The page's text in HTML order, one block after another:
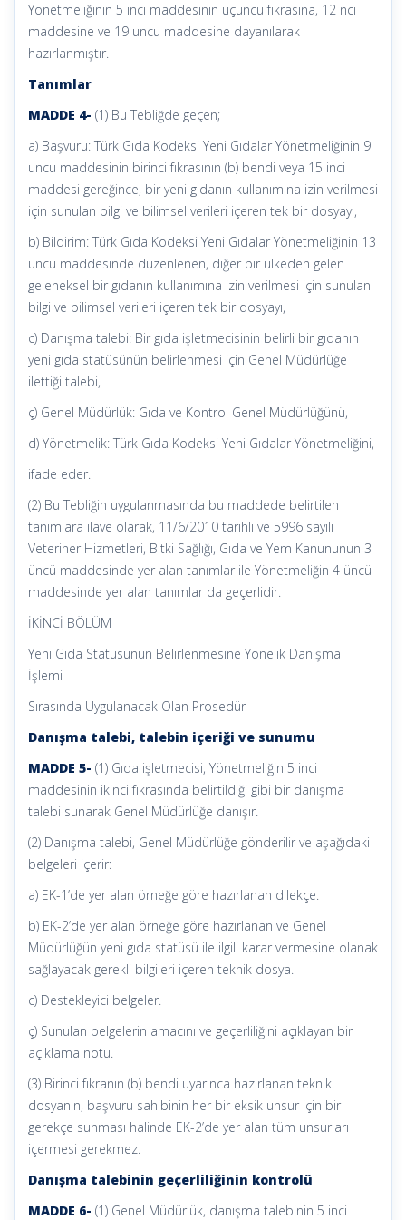
Yönetmeliğinin 5 inci maddesinin üçüncü fıkrasına, 12 nci
maddesine ve 19 uncu maddesine dayanılarak
hazırlanmıştır.
Tanımlar
MADDE 4- (1) Bu Tebliğde geçen;
a) Başvuru: Türk Gıda Kodeksi Yeni Gıdalar Yönetmeliğinin 9
uncu maddesinin birinci fıkrasının (b) bendi veya 15 inci
maddesi gereğince, bir yeni gıdanın kullanımına izin verilmesi
için sunulan bilgi ve bilimsel verileri içeren tek bir dosyayı,
b) Bildirim: Türk Gıda Kodeksi Yeni Gıdalar Yönetmeliğinin 13
üncü maddesinde düzenlenen, diğer bir ülkeden gelen
geleneksel bir gıdanın kullanımına izin verilmesi için sunulan
bilgi ve bilimsel verileri içeren tek bir dosyayı,
c) Danışma talebi: Bir gıda işletmecisinin belirli bir gıdanın
yeni gıda statüsünün belirlenmesi için Genel Müdürlüğe
ilettiği talebi,
ç) Genel Müdürlük: Gıda ve Kontrol Genel Müdürlüğünü,
d) Yönetmelik: Türk Gıda Kodeksi Yeni Gıdalar Yönetmeliğini,
ifade eder.
(2) Bu Tebliğin uygulanmasında bu maddede belirtilen
tanımlara ilave olarak, 11/6/2010 tarihli ve 5996 sayılı
Veteriner Hizmetleri, Bitki Sağlığı, Gıda ve Yem Kanununun 3
üncü maddesinde yer alan tanımlar ile Yönetmeliğin 4 üncü
maddesinde yer alan tanımlar da geçerlidir.
İKİNCİ BÖLÜM
Yeni Gıda Statüsünün Belirlenmesine Yönelik Danışma
İşlemi
Sırasında Uygulanacak Olan Prosedür
Danışma talebi, talebin içeriği ve sunumu
MADDE 5- (1) Gıda işletmecisi, Yönetmeliğin 5 inci
maddesinin ikinci fıkrasında belirtildiği gibi bir danışma
talebi sunarak Genel Müdürlüğe danışır.
(2) Danışma talebi, Genel Müdürlüğe gönderilir ve aşağıdaki
belgeleri içerir:
a) EK-1’de yer alan örneğe göre hazırlanan dilekçe.
b) EK-2’de yer alan örneğe göre hazırlanan ve Genel
Müdürlüğün yeni gıda statüsü ile ilgili karar vermesine olanak
sağlayacak gerekli bilgileri içeren teknik dosya.
c) Destekleyici belgeler.
ç) Sunulan belgelerin amacını ve geçerliliğini açıklayan bir
açıklama notu.
(3) Birinci fıkranın (b) bendi uyarınca hazırlanan teknik
dosyanın, başvuru sahibinin her bir eksik unsur için bir
gerekçe sunması halinde EK-2’de yer alan tüm unsurları
içermesi gerekmez.
Danışma talebinin geçerliliğinin kontrolü
MADDE 6- (1) Genel Müdürlük, danışma talebinin 5 inci